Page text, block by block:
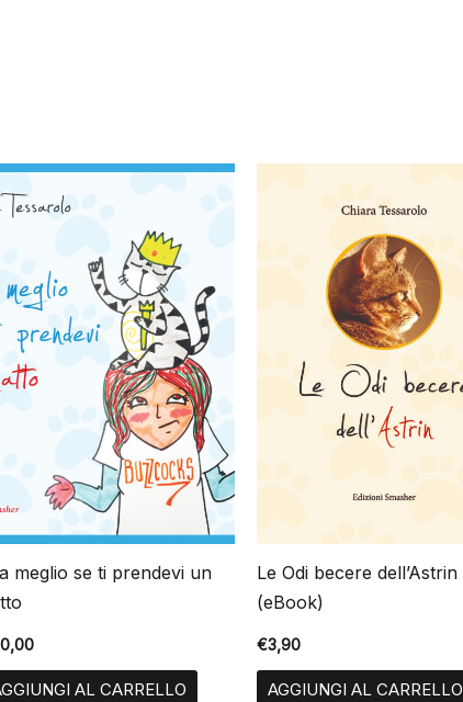
meglio se ti prendevi un
AL CARRELLO
Le Odi becere dell’Astrin
(eBook)
€3,90
AGGIUNGI AL CARRELLO